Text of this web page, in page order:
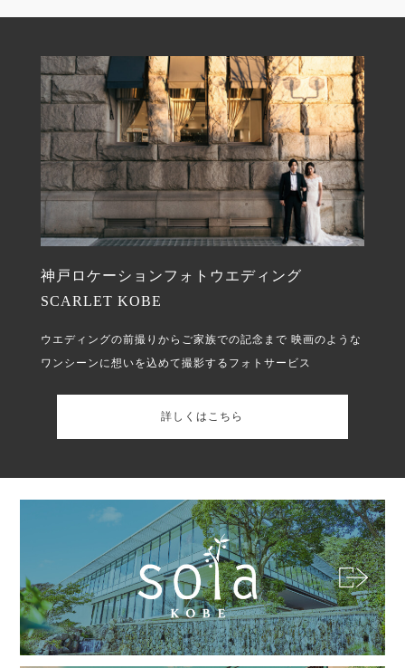
神戸ロケーションフォトウエディング
SCARLET KOBE
ウエディングの前撮りからご家族での記念まで 映画のような
ワンシーンに想いを込めて撮影するフォトサービス
詳しくはこちら